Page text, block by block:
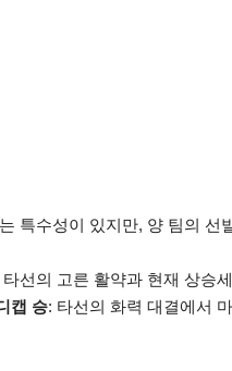
특수성이 있지만, 양 팀의
타선의 고른 활약과 현재 상승
캡 승: 타선의 화력 대결에서